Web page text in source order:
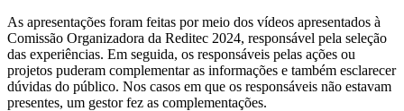
As apresentações foram feitas por meio dos vídeos apresentados à
Comissão Organizadora da Reditec 2024, responsável pela seleção
das experiências. Em seguida, os responsáveis pelas ações ou
projetos puderam complementar as informações e também esclarecer
dúvidas do público. Nos casos em que os responsáveis não estavam
presentes, um gestor fez as complementações.